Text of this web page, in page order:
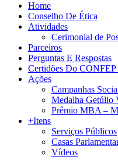
Home
Conselho De Ética
Atividades
Cerimonial de
Parceiros
Perguntas E Respostas
Certidões Do CONFEP
Ações
Campanhas
Medalha Getúlio
Prêmio MBA –
+Itens
Serviços Públicos
Casas
Vídeos